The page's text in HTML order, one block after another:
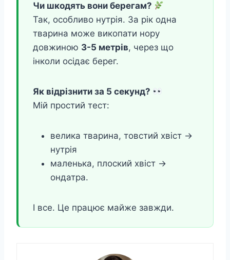
Чи шкодять вони берегам?
Так, особливо нутрія. За рік одна
тварина може викопати нору
довжиною 3-5 метрів, через що
інколи осідає берег.
Як відрізнити за 5 секунд?
Мій простий тест:
велика тварина, товстий хвіст →
нутрія
маленька, плоский хвіст →
ондатра.
І все. Це працює майже завжди.